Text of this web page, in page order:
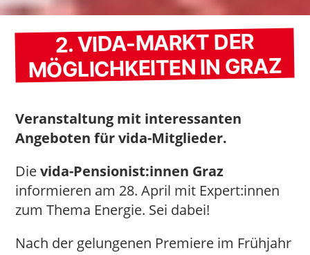
2. VIDA-MARKT DER
MÖGLICHKEITEN IN GRAZ
Veranstaltung mit interessanten
Angeboten für vida-Mitglieder.
Dievida-Pensionist:innen Graz
informieren am 28. April mit Expert:innen
zum Thema Energie. Sei dabei!
Nach der gelungenen Premiere im Frühjahr